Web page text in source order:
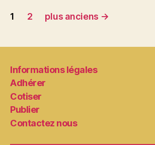
Pagination
publications
1 2 plus anciens →
Informations légales
Adhérer
Cotiser
Publier
Contactez nous